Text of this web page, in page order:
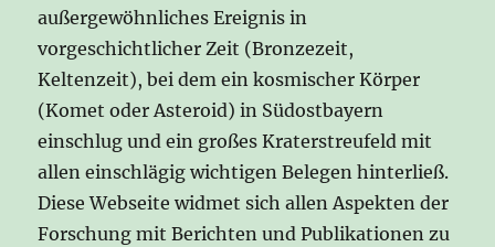
außergewöhnliches Ereignis in
vorgeschichtlicher Zeit (Bronzezeit,
Keltenzeit), bei dem ein kosmischer Körper
(Komet oder Asteroid) in Südostbayern
einschlug und ein großes Kraterstreufeld mit
allen einschlägig wichtigen Belegen hinterließ.
Diese Webseite widmet sich allen Aspekten der
Forschung mit Berichten und Publikationen zu